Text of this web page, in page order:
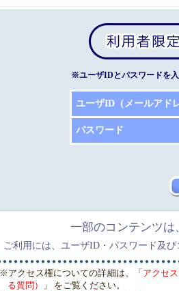
※ユーザIDとパスワードを
ユーザID（メールアド
パスワード
一部のコンテンツ
ご利用には、ユーザID・パスワード及
※アクセス権についての詳細は、「 アクセ
る質問）
」 をご覧ください。